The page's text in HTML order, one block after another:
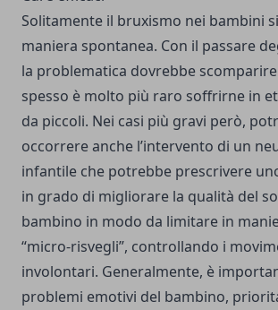
Solitamente il bruxismo nei bambini
maniera spontanea. Con il passare
la problematica dovrebbe
spesso è molto più raro soffrirne in
da piccoli. Nei casi più gravi però,
occorrere anche l’intervento di un
infantile che potrebbe prescrivere
in grado di migliorare la qualità del
bambino in modo da limitare in
“micro-risvegli”, controllando i
involontari. Generalmente, è
problemi emotivi del bambino,